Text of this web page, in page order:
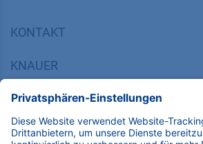
KONTAKT
KNAUER
14163 Berlin, Germany